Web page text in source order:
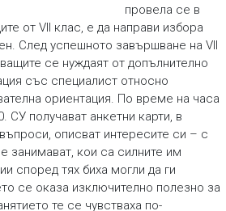
провела се в
от VII клас, е да направи избора
След успешното завършване на VII
се нуждаят от допълнително
със специалист относно
ориентация. По време на часа
СУ получават анкетни карти, в
описват интересите си – с
занимават, кои са силните им
според тях биха могли да ги
се оказа изключително полезно за
те се чувстваха по-